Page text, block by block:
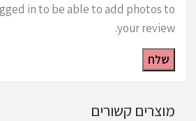
in to be able to add photos to
your review.
מוצרים קשורים